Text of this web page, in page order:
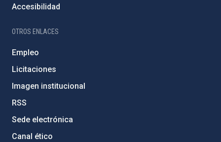
Accesibilidad
OTROS ENLACES
Empleo
Licitaciones
Imagen institucional
RSS
Sede electrónica
Canal ético